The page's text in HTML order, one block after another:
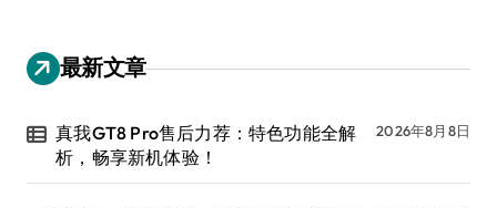
最新文章
真我GT8 Pro售后力荐：特色功能全解
析，畅享新机体验！
2026年8月8日